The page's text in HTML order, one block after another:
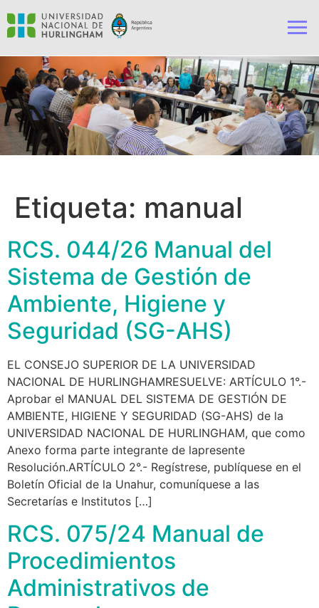
Etiqueta: manual
RCS. 044/26 Manual del
Sistema de Gestión de
Ambiente, Higiene y
Seguridad (SG-AHS)
EL CONSEJO SUPERIOR DE LA UNIVERSIDAD
NACIONAL DE HURLINGHAMRESUELVE: ARTÍCULO 1°.-
Aprobar el MANUAL DEL SISTEMA DE GESTIÓN DE
AMBIENTE, HIGIENE Y SEGURIDAD (SG-AHS) de la
UNIVERSIDAD NACIONAL DE HURLINGHAM, que como
Anexo forma parte integrante de lapresente
Resolución.ARTÍCULO 2°.- Regístrese, publíquese en el
Boletín Oficial de la Unahur, comuníquese a las
Secretarías e Institutos […]
RCS. 075/24 Manual de
Procedimientos
Administrativos de